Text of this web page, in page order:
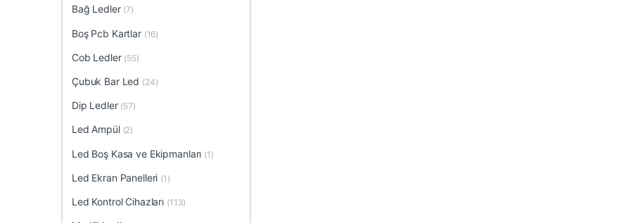
Bağ Ledler (7)
Boş Pcb Kartlar (16)
Cob Ledler (55)
Çubuk Bar Led (24)
Dip Ledler (57)
Led Ampül (2)
Led Boş Kasa ve Ekipmanları (1)
Led Ekran Panelleri (1)
Led Kontrol Cihazları (113)